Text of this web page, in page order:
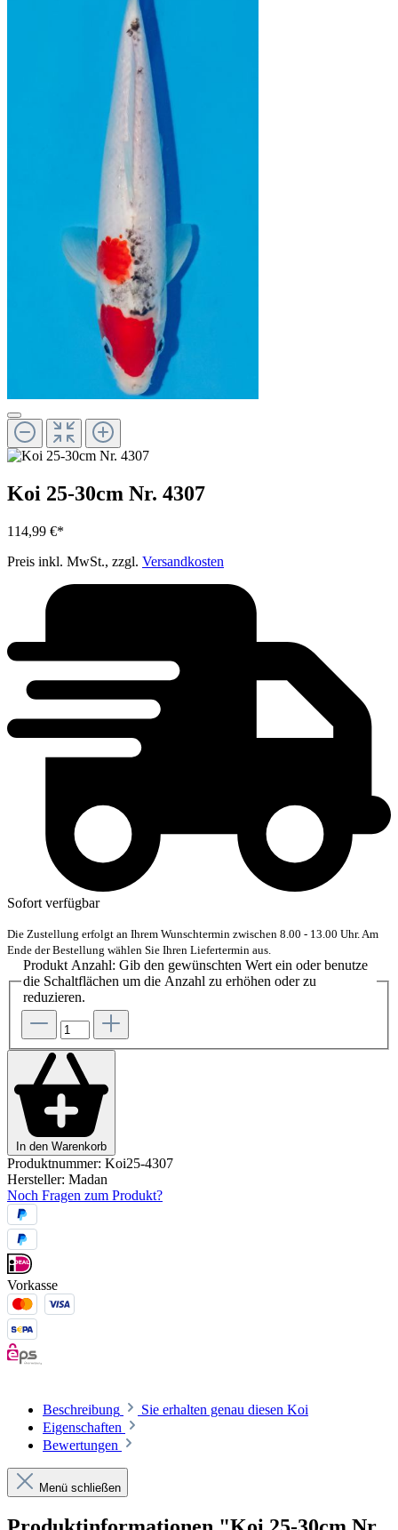
Koi 25-30cm Nr. 4307
114,99 €*
Preis inkl. MwSt., zzgl. Versandkosten
Sofort verfügbar
Die Zustellung erfolgt an Ihrem Wunschtermin zwischen 8.00 - 13.00 Uhr. Am
Ende der Bestellung wählen Sie Ihren Liefertermin aus.
Produkt Anzahl: Gib den gewünschten Wert ein oder benutze
die Schaltflächen um die Anzahl zu erhöhen oder zu
reduzieren.
In den Warenkorb
Produktnummer: Koi25-4307
Hersteller: Madan
Noch Fragen zum Produkt?
Vorkasse
Beschreibung
Sie erhalten genau diesen Koi
Eigenschaften
Bewertungen
Menü schließen